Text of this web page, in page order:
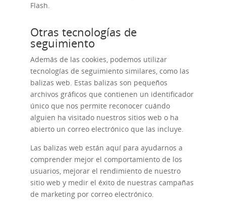
Flash.
Otras tecnologías de
seguimiento
Además de las cookies, podemos utilizar
tecnologías de seguimiento similares, como las
balizas web. Estas balizas son pequeños
archivos gráficos que contienen un identificador
único que nos permite reconocer cuándo
alguien ha visitado nuestros sitios web o ha
abierto un correo electrónico que las incluye.
Las balizas web están aquí para ayudarnos a
comprender mejor el comportamiento de los
usuarios, mejorar el rendimiento de nuestro
sitio web y medir el éxito de nuestras campañas
de marketing por correo electrónico.